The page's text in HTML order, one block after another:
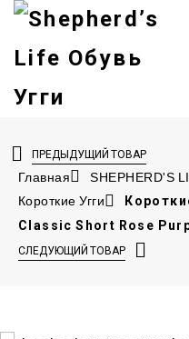
ПРЕДЫДУЩИЙ ТОВАР
Главная SHEPHERD'S
Короткие Угги
Classic Short Rose
СЛЕДУЮЩИЙ ТОВАР